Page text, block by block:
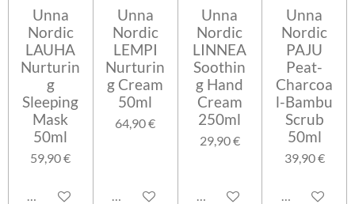
Unna
Nordic
LAUHA
Nurturin
g
Sleeping
Mask
50ml
59,90 €
Lisää ostoskoriin
Unna
Nordic
LEMPI
Nurturin
g Cream
50ml
64,90 €
Lisää ostoskoriin
Unna
Nordic
LINNEA
Soothin
g Hand
Cream
250ml
29,90 €
Lisää ostoskoriin
Unna
Nordic
PAJU
Peat-
Charcoa
l-Bambu
Scrub
50ml
39,90 €
Lisää